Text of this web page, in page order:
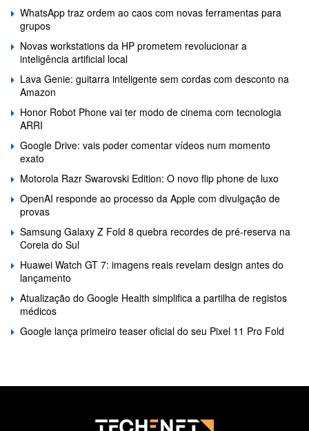
WhatsApp traz ordem ao caos com novas ferramentas para
grupos
Novas workstations da HP prometem revolucionar a
inteligência artificial local
Lava Genie: guitarra inteligente sem cordas com desconto na
Amazon
Honor Robot Phone vai ter modo de cinema com tecnologia
ARRI
Google Drive: vais poder comentar vídeos num momento
exato
Motorola Razr Swarovski Edition: O novo flip phone de luxo
OpenAI responde ao processo da Apple com divulgação de
provas
Samsung Galaxy Z Fold 8 quebra recordes de pré-reserva na
Coreia do Sul
Huawei Watch GT 7: imagens reais revelam design antes do
lançamento
Atualização do Google Health simplifica a partilha de registos
médicos
Google lança primeiro teaser oficial do seu Pixel 11 Pro Fold